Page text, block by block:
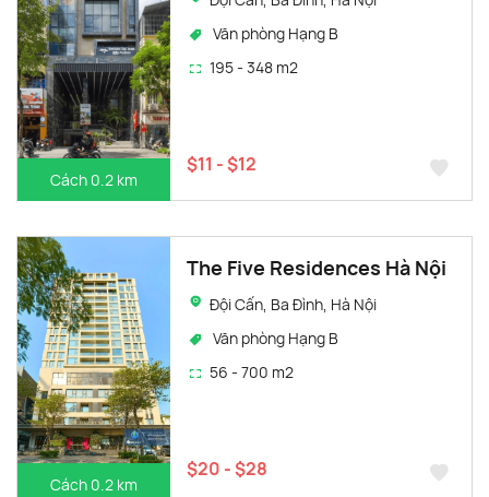
Cách 0.2 km
Văn phòng Hạng B
195 - 348 m2
$11 - $12
Cách 0.2 km
The Five Residences Hà Nội
Đội Cấn, Ba Đình, Hà Nội
Văn phòng Hạng B
56 - 700 m2
$20 - $28